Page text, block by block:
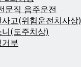
문직 음주운전
고(위험운전치사상)
(도주치상)
부